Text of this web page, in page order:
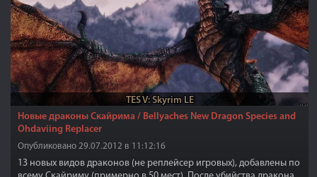
TES V: Skyrim LE
Новые драконы Скайрима / Bellyaches New Dragon Species and
Ohdaviing Replacer
Опубликовано 29.07.2012 в 11:12:16
13 новых видов драконов (не реплейсер игровых), добавлены по